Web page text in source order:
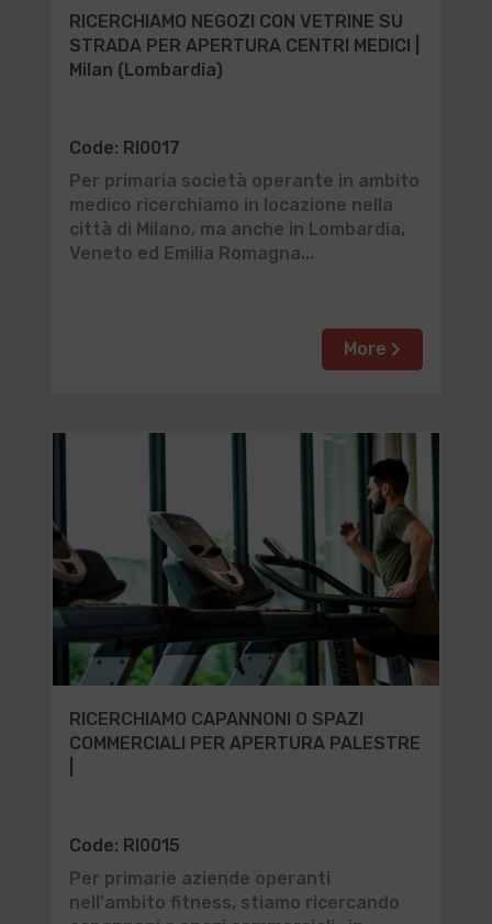
RICERCHIAMO NEGOZI CON VETRINE SU
STRADA PER APERTURA CENTRI MEDICI |
Milan (Lombardia)
Code: RI0017
Per primaria società operante in ambito
medico ricerchiamo in locazione nella
città di Milano, ma anche in Lombardia,
Veneto ed Emilia Romagna...
More
RICERCHIAMO CAPANNONI O SPAZI
COMMERCIALI PER APERTURA PALESTRE
Code: RI0015
Per primarie aziende operanti
nell'ambito fitness, stiamo ricercando